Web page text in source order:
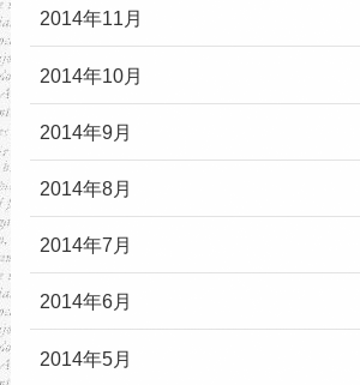
2014年11月
2014年10月
2014年9月
2014年8月
2014年7月
2014年6月
2014年5月